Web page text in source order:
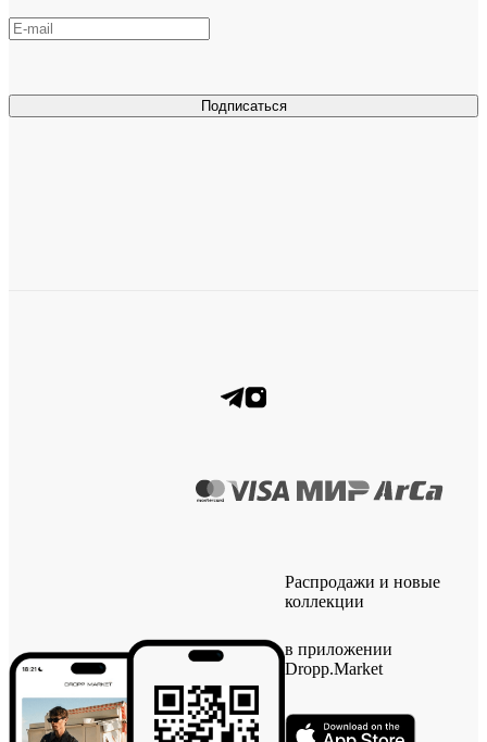
Подписаться
Распродажи и новые
коллекции
в приложении
Dropp.Market